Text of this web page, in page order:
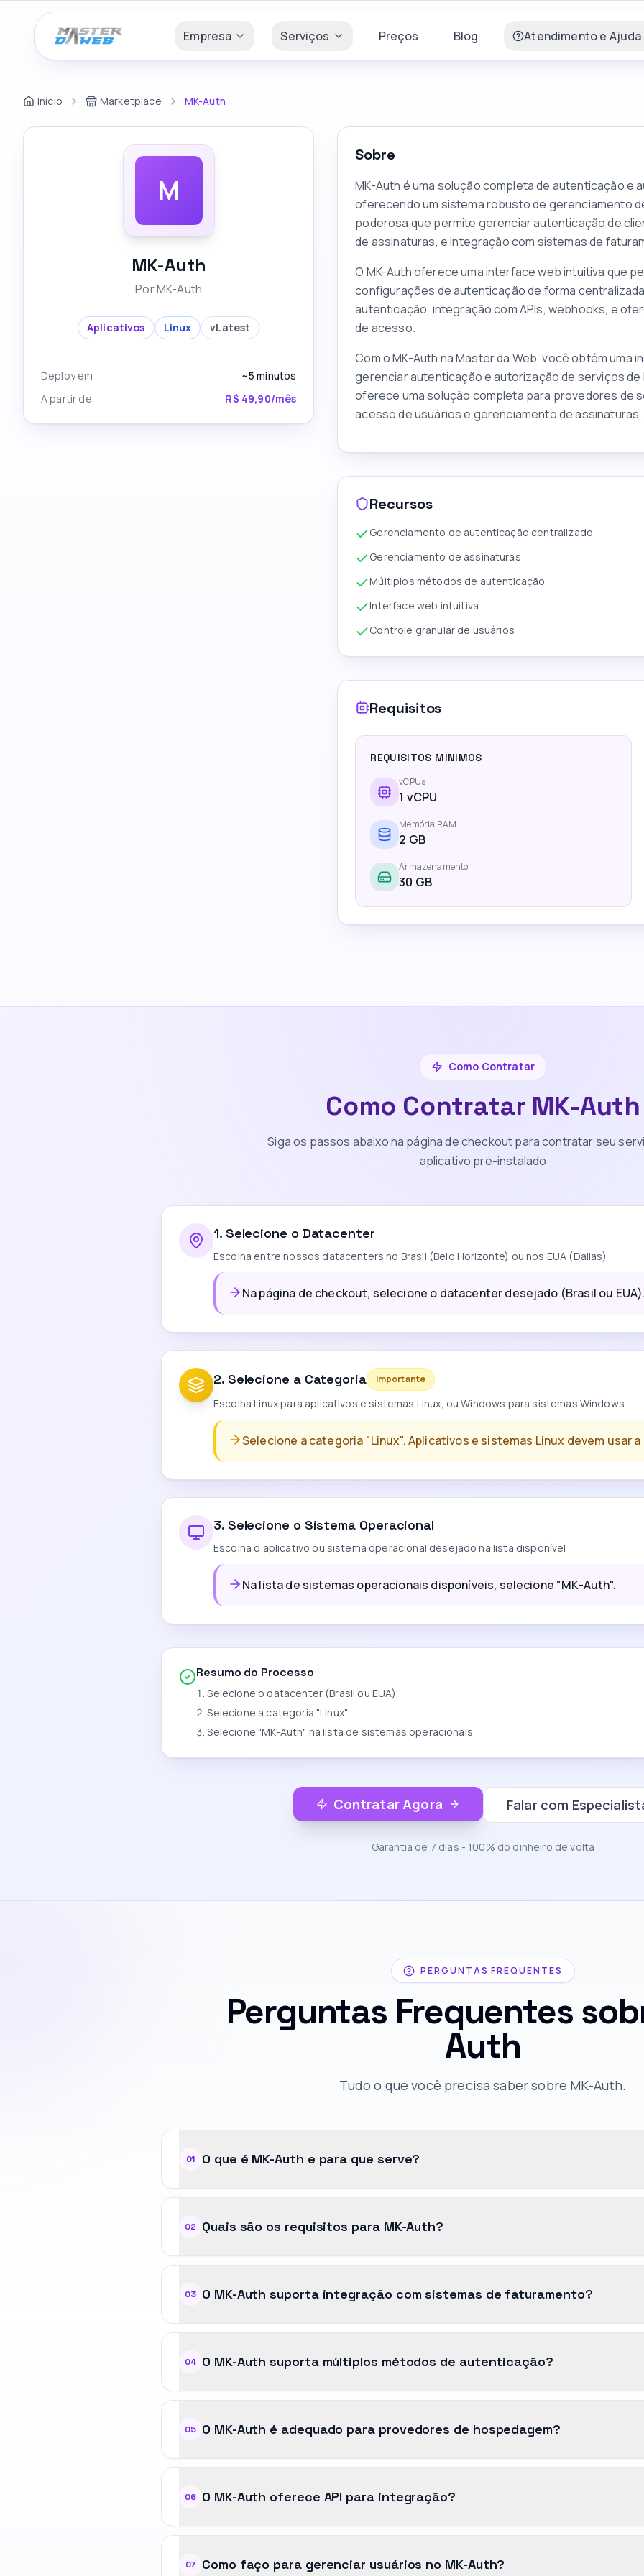
Empresa Serviços Preços Blog Atendimento e Ajuda
Início Marketplace MK-Auth
M
MK-Auth
PorMK-Auth
Aplicativos Linux vLatest
Deploy em ~5minutos
A partir de
R$ 49,90/mês
Sobre
MK-Auth é uma solução completa de autenticação e
oferecendo um sistema robusto de gerenciamento
poderosa que permite gerenciar autenticação de
de assinaturas, e integração com sistemas de
O MK-Auth oferece uma interface web intuitiva que
configurações de autenticação de forma
autenticação, integração com APIs, webhooks, e
de acesso.
Com o MK-Auth na Master da Web, você obtém
gerenciar autenticação e autorização de serviços
oferece uma solução completa para provedores de
acesso de usuários e gerenciamento de assinaturas.
Recursos
Gerenciamento de autenticação centralizado
Gerenciamento de assinaturas
Múltiplos métodos de autenticação
Interface web intuitiva
Controle granular de usuários
Requisitos
REQUISITOS MÍNIMOS
vCPUs
1 vCPU
Memória RAM
2 GB
Armazenamento
30 GB
Como Contratar
Como Contratar MK-Auth
Siga os passos abaixo na página de checkout para contratar seu
aplicativo pré-instalado
1. Selecione o Datacenter
Escolha entre nossos datacenters no Brasil (Belo Horizonte) ou nos EUA (Dallas)
Na página de checkout, selecione o datacenter desejado (Brasil ou
2. Selecione a Categoria Importante
Escolha Linux para aplicativos e sistemas Linux, ou Windows para sistemas Windows
Selecione a categoria "Linux". Aplicativos e sistemas Linux devem usar
3. Selecione o Sistema Operacional
Escolha o aplicativo ou sistema operacional desejado na lista disponível
Na lista de sistemas operacionais disponíveis, selecione "MK-Auth".
Resumo do Processo
Selecione o datacenter (Brasil ou EUA)
Selecione a categoria "Linux"
Selecione "MK-Auth" na lista de sistemas operacionais
Contratar Agora Falar com
Garantia de 7 dias - 100% do dinheiro de volta
PERGUNTAS FREQUENTES
Perguntas Frequentes
Auth
Tudo o que você precisa saber sobre MK-Auth.
01 O que é MK-Auth e para que serve?
02 Quais são os requisitos para MK-Auth?
03 O MK-Auth suporta integração com sistemas de faturamento?
04 O MK-Auth suporta múltiplos métodos de autenticação?
05 O MK-Auth é adequado para provedores de hospedagem?
06 O MK-Auth oferece API para integração?
07 Como faço para gerenciar usuários no MK-Auth?